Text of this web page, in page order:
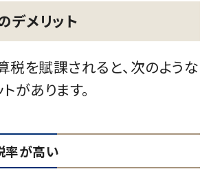
デメリット
税を賦課されると、次のような
があります。
が高い